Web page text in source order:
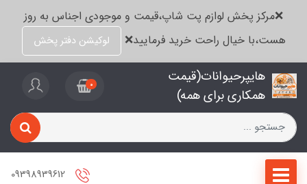
❌مرکز پخش لوازم پت شاپ،قیمت و موجودی اجناس به روز
هست،با خیال راحت خرید فرمایید❌
لوکیشن دفتر پخش
هایپرحیوانات(قیمت
همکاری برای همه)
0